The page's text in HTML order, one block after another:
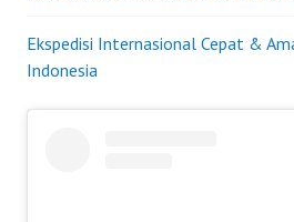
Ekspedisi Internasional Cepat &
Indonesia